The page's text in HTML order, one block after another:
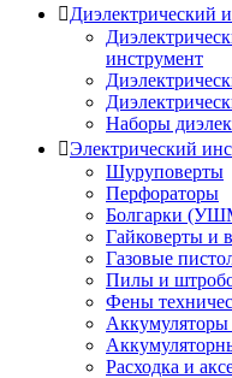
Диэлектрический
инструмент
Наборы
Электрический
Шуруповерты
Перфораторы
Болгарки
Гайковерты и
Газовые
Пилы и
Фены
Аккумуляторы
Расходка и